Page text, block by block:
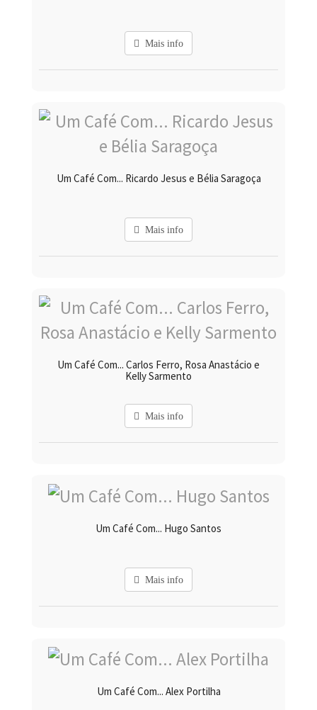
Mais info
Um Café Com... Ricardo Jesus e Bélia Saragoça
Mais info
Um Café Com... Carlos Ferro, Rosa Anastácio e
Kelly Sarmento
Mais info
Um Café Com... Hugo Santos
Mais info
Um Café Com... Alex Portilha